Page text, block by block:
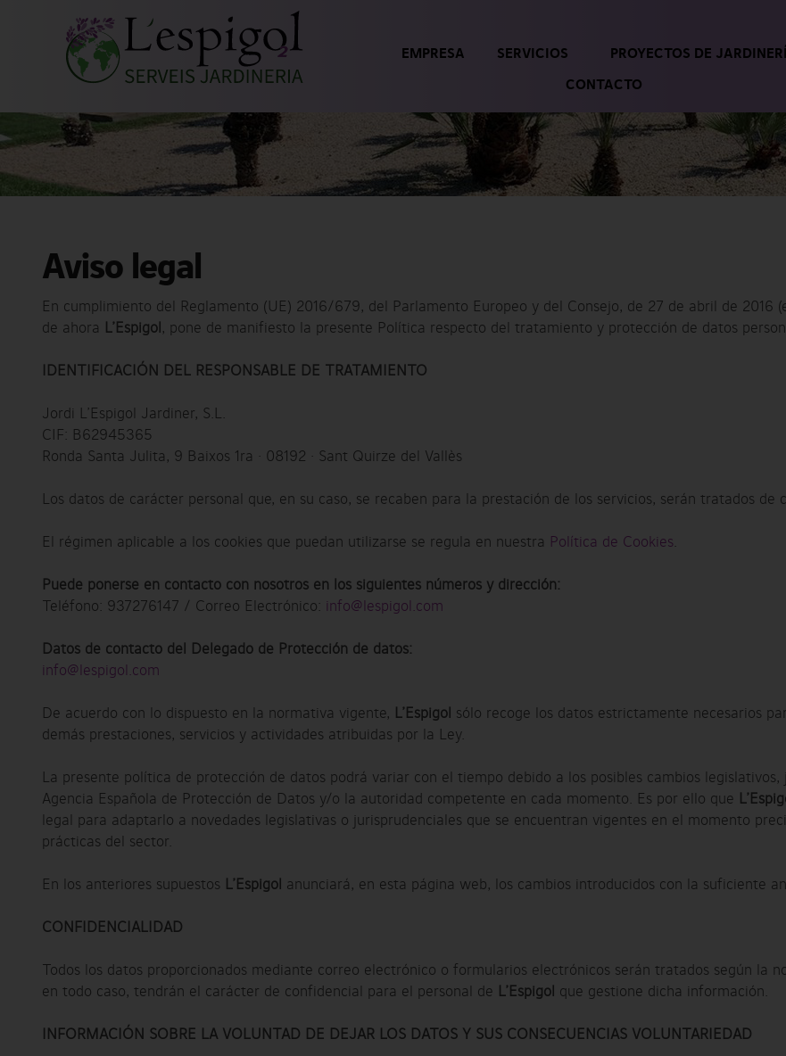
EMPRESA SERVICIOS PROYECTOS DE
CONTACTO
Aviso legal
En cumplimiento del Reglamento (UE) 2016/679, del Parlamento Europeo y del Consejo, de 27 de abril de 2016
de ahora
L’Espigol , pone de manifiesto la presente Política respecto del tratamiento y protección de datos
IDENTIFICACIÓN DEL RESPONSABLE DE TRATAMIENTO
Jordi L’Espigol Jardiner, S.L.
CIF: B62945365
Ronda Santa Julita, 9 Baixos 1ra · 08192 · Sant Quirze del Vallès
Los datos de carácter personal que, en su caso, se recaben para la prestación de los servicios, serán tratados de
El régimen aplicable a los cookies que puedan utilizarse se regula en nuestra Política de Cookies.
Puede ponerse en contacto con nosotros en los siguientes números y dirección:
Teléfono: 937276147 / Correo Electrónico: info@lespigol.com
Datos de contacto del Delegado de Protección de datos:
info@lespigol.com
De acuerdo con lo dispuesto en la normativa vigente, L’Espigol
sólo recoge los datos estrictamente necesarios
demás prestaciones, servicios y actividades atribuidas por la Ley.
La presente política de protección de datos podrá variar con el tiempo debido a los posibles cambios
Agencia Española de Protección de Datos y/o la autoridad competente en cada momento. Es por ello que
legal para adaptarlo a novedades legislativas o jurisprudenciales que se encuentran vigentes en el momento
prácticas del sector.
En los anteriores supuestos L’Espigol anunciará, en esta página web, los cambios introducidos con la suficiente
CONFIDENCIALIDAD
Todos los datos proporcionados mediante correo electrónico o formularios electrónicos serán tratados según la
en todo caso, tendrán el carácter de confidencial para el personal de
L’Espigol que gestione dicha información.
INFORMACIÓN SOBRE LA VOLUNTAD DE DEJAR LOS DATOS Y SUS CONSECUENCIAS VOLUNTARIEDAD